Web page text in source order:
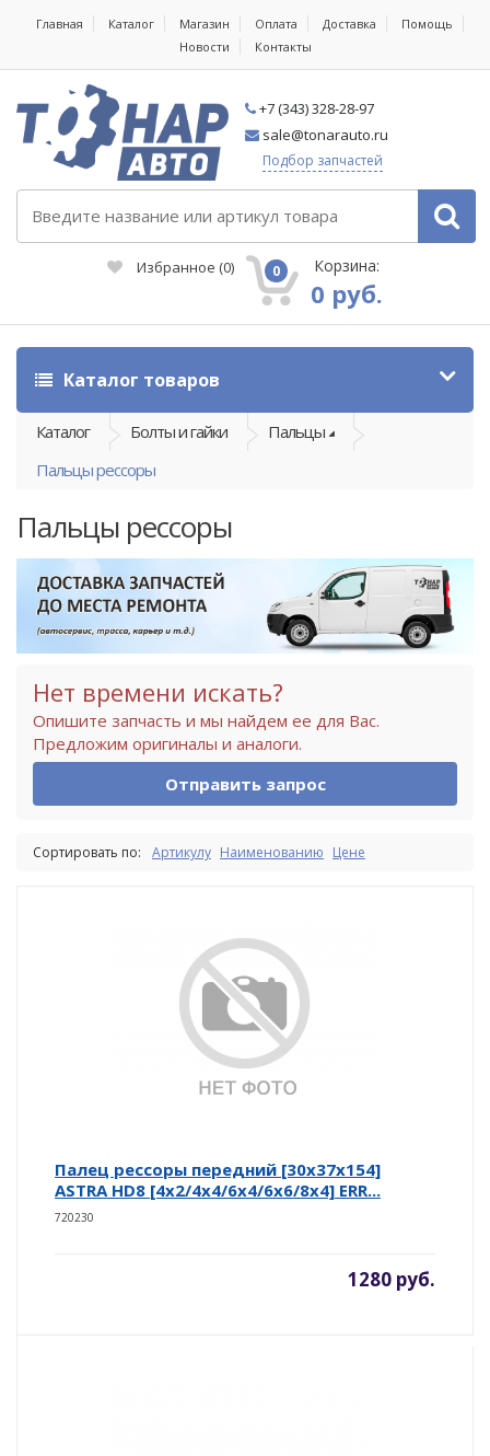
Главная Каталог Магазин Оплата Доставка
Помощь
Новости
Контакты
+7 (343) 328-28-97
sale@tonarauto.ru
Подбор запчастей
Избранное (0) 0 Корзина:
0 руб.
Каталог товаров
Каталог Болты и гайки
Пальцы
Пальцы рессоры
Пальцы рессоры
Нет времени искать?
Опишите запчасть и мы найдем ее для Вас.
Предложим оригиналы и аналоги.
Отправить запрос
Сортировать по: Артикулу Наименованию Цене
Палец рессоры передний [30x37x154]
ASTRA HD8 [4x2/4x4/6x4/6x6/8x4] ERR...
720230
1280 руб.